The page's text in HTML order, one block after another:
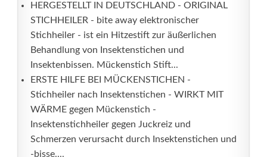
HERGESTELLT IN DEUTSCHLAND - ORIGINAL
STICHHEILER - bite away elektronischer
Stichheiler - ist ein Hitzestift zur äußerlichen
Behandlung von Insektenstichen und
Insektenbissen. Mückenstich Stift...
ERSTE HILFE BEI MÜCKENSTICHEN -
Stichheiler nach Insektenstichen - WIRKT MIT
WÄRME gegen Mückenstich -
Insektenstichheiler gegen Juckreiz und
Schmerzen verursacht durch Insektenstichen und
-bisse....